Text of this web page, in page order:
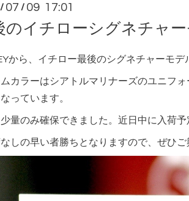
/ 07 / 09 17:01
のイチローシグネチャ
から、イチロー最後のシグネチャーモデ
カラーはシアトルマリナーズのユニフ
っています。
量のみ確保できました。近日中に入荷予
しの早い者勝ちとなりますので、ぜひ